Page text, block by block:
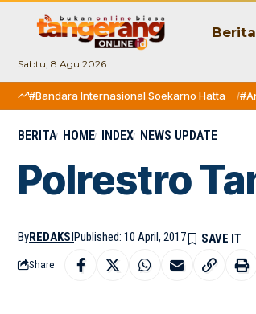
Sabtu, 8 Agu 2026
Berita
#Bandara Internasional Soekarno Hatta
BERITA HOME INDEX NEWS UPDATE
Polrestro
ByREDAKSIPublished: 10 April, 2017
Share